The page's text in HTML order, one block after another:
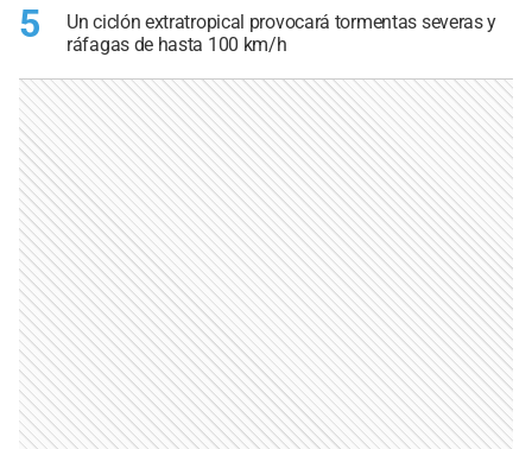
5
Un ciclón extratropical provocará tormentas severas y
ráfagas de hasta 100 km/h